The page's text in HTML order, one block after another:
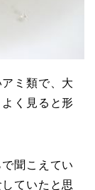
ミ類で、大
く見ると形
聞こえてい
ていたと思